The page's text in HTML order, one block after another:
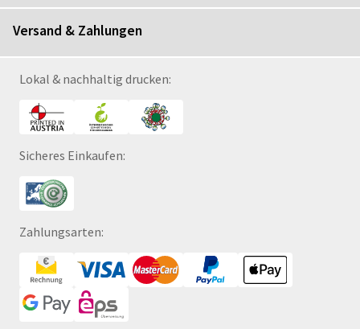
Versand & Zahlungen
Lokal & nachhaltig drucken:
Sicheres Einkaufen:
Zahlungsarten: